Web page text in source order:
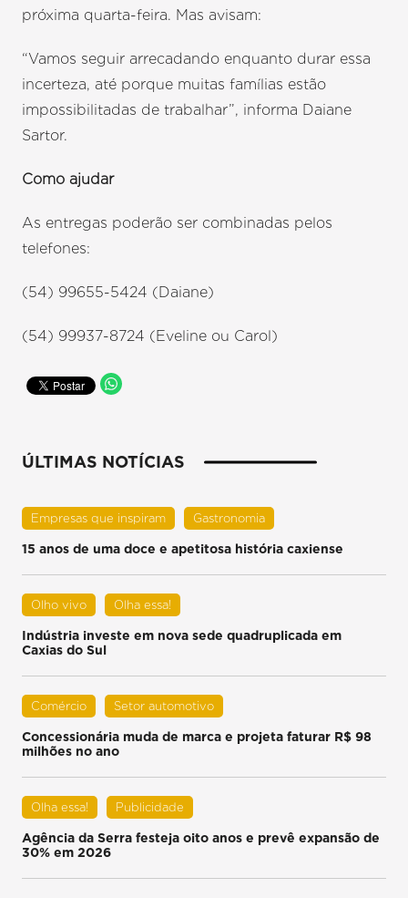
próxima quarta-feira. Mas avisam:
“Vamos seguir arrecadando enquanto durar essa
incerteza, até porque muitas famílias estão
impossibilitadas de trabalhar”, informa Daiane
Sartor.
Como ajudar
As entregas poderão ser combinadas pelos
telefones:
(54) 99655-5424 (Daiane)
(54) 99937-8724 (Eveline ou Carol)
ÚLTIMAS NOTÍCIAS
Empresas que inspiram Gastronomia
15 anos de uma doce e apetitosa história caxiense
Olho vivo Olha essa!
Indústria investe em nova sede quadruplicada em
Caxias do Sul
Comércio Setor automotivo
Concessionária muda de marca e projeta faturar R$ 98
milhões no ano
Olha essa! Publicidade
Agência da Serra festeja oito anos e prevê expansão de
30% em 2026